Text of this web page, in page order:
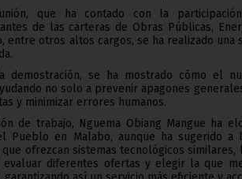
que ha contado con la
de las carteras de Obras Públicas,
entre otros altos cargos, se ha realizado
demostración, se ha mostrado cómo el
no solo a prevenir apagones
y minimizar errores humanos.
de trabajo, Nguema Obiang Mangue ha
Pueblo en Malabo, aunque ha sugerido a
ofrezcan sistemas tecnológicos
evaluar diferentes ofertas y elegir la que